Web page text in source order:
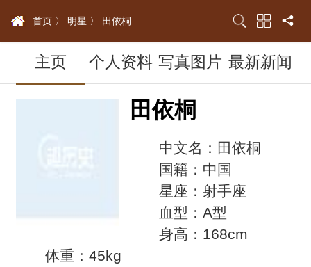
首页 〉 明星 〉 田依桐
主页 个人资料 写真图片 最新新闻
田依桐
中文名：田依桐
国籍：中国
星座：射手座
血型：A型
身高：168cm
体重：45kg